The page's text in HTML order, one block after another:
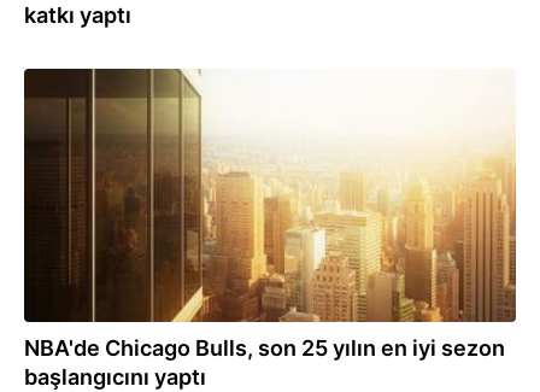
katkı yaptı
26.10.2021
NBA'de Chicago Bulls, son 25 yılın en iyi sezon
başlangıcını yaptı